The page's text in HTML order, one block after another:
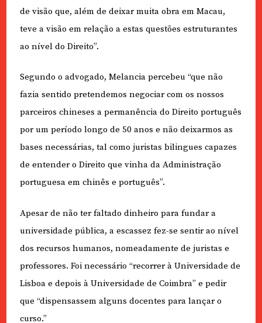
de visão que, além de deixar muita obra em Macau,
teve a visão em relação a estas questões estruturantes
ao nível do Direito”.
Segundo o advogado, Melancia percebeu “que não
fazia sentido pretendemos negociar com os nossos
parceiros chineses a permanência do Direito português
por um período longo de 50 anos e não deixarmos as
bases necessárias, tal como juristas bilingues capazes
de entender o Direito que vinha da Administração
portuguesa em chinês e português”.
Apesar de não ter faltado dinheiro para fundar a
universidade pública, a escassez fez-se sentir ao nível
dos recursos humanos, nomeadamente de juristas e
professores. Foi necessário “recorrer à Universidade de
Lisboa e depois à Universidade de Coimbra” e pedir
que “dispensassem alguns docentes para lançar o
curso.”